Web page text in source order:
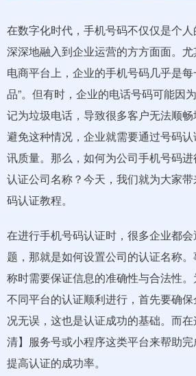
在数字化时代，手机号码不仅仅是个
深深地融入到企业运营的方方面面。
电商平台上，企业的手机号码几乎是
品”。但有时，企业的电话号码可能因
记为垃圾电话，导致很多客户无法顺
避免这种情况，企业就需要通过号码
讯质量。那么，如何为公司手机号码
认证公司名称？今天，我们就为大家
码认证教程。
在进行手机号码认证时，很多企业都
题，那就是如何设置公司的认证名称
称时需要保证信息的准确性与合法性
不同平台的认证顺利进行，首先要确
况无误，这也是认证成功的基础。而
清】服务号或小程序这类平台来帮助
提高认证的成功率。